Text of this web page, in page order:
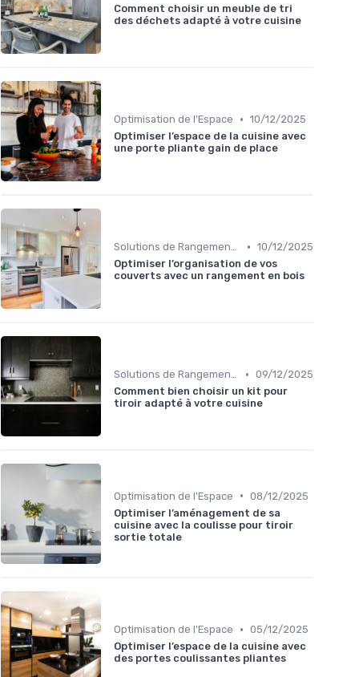
Comment choisir un meuble de tri
des déchets adapté à votre cuisine
Optimisation de l'Espace • 10/12/2025
Optimiser l’espace de la cuisine avec
une porte pliante gain de place
Solutions de Rangement Intelligentes • 10/12/2025
Optimiser l’organisation de vos
couverts avec un rangement en bois
Solutions de Rangement Intelligentes • 09/12/2025
Comment bien choisir un kit pour
tiroir adapté à votre cuisine
Optimisation de l'Espace • 08/12/2025
Optimiser l’aménagement de sa
cuisine avec la coulisse pour tiroir
sortie totale
Optimisation de l'Espace • 05/12/2025
Optimiser l’espace de la cuisine avec
des portes coulissantes pliantes